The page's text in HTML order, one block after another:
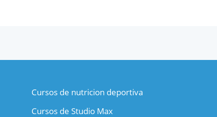
Cursos de nutricion deportiva
Cursos de Studio Max